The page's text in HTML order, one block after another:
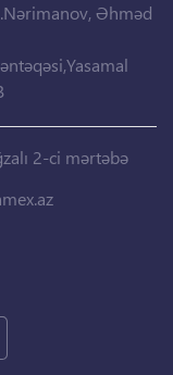
Əhməd
2-ci mərtəbə